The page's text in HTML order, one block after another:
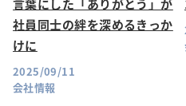
社員同士の絆を深めるきっか
けに
会社情報
2025/09/11